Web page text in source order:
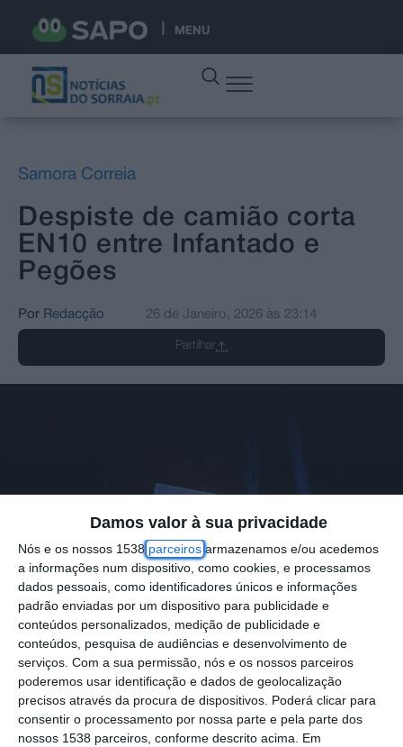
Damos valor à sua privacidade
Nós e os nossos 1538 parceiros armazenamos e/ou acedemos
a informações num dispositivo, como cookies, e processamos
dados pessoais, como identificadores únicos e informações
padrão enviadas por um dispositivo para publicidade e
conteúdos personalizados, medição de publicidade e
conteúdos, pesquisa de audiências e desenvolvimento de
serviços. Com a sua permissão, nós e os nossos parceiros
poderemos usar identificação e dados de geolocalização
precisos através da procura de dispositivos. Poderá clicar para
consentir o processamento por nossa parte e pela parte dos
nossos 1538 parceiros, conforme descrito acima. Em
MENU
Samora Correia
Despiste de camião corta
EN10 entre Infantado e
Pegões
Por Redacção 26 de Janeiro, 2026 às 23:14
Partilhar
Foto por: D.R.
O despiste de uma viatura pesada de
mercadorias, ocorrido cerca das 23 horas
desta segunda-feira, 26 de janeiro, na